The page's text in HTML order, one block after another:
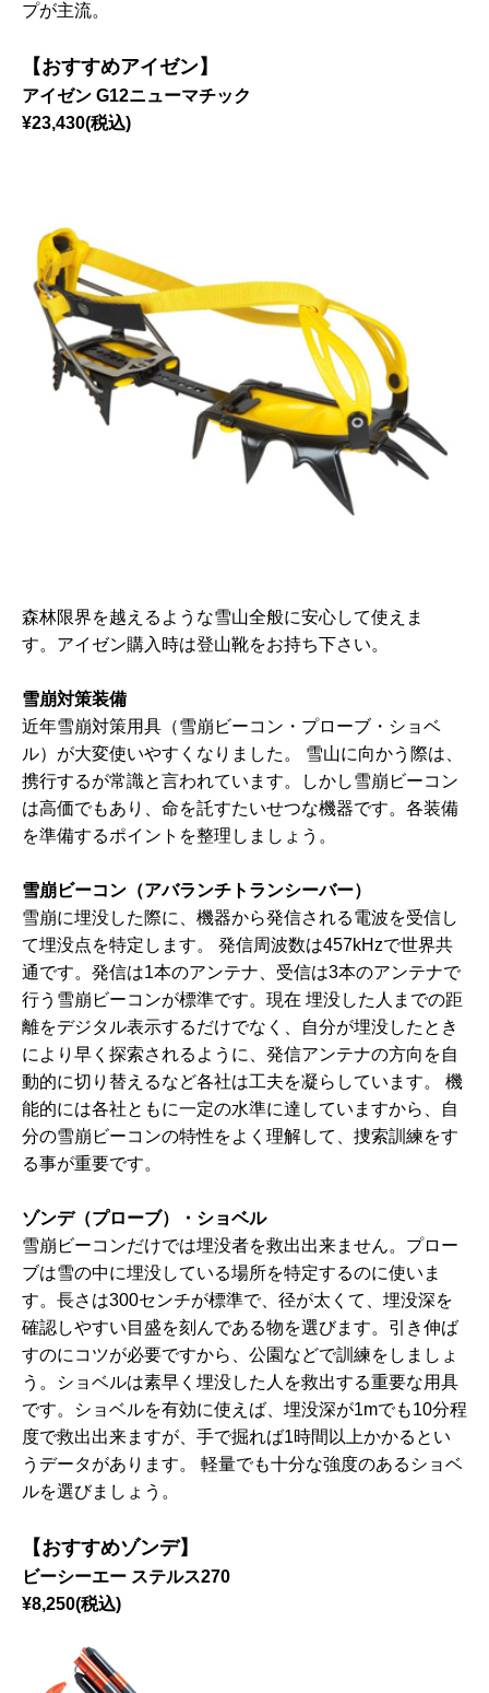
プが主流。
【おすすめアイゼン】
アイゼン G12ニューマチック
¥23,430(税込)
森林限界を越えるような雪山全般に安心して使えま
す。アイゼン購入時は登山靴をお持ち下さい。
雪崩対策装備
近年雪崩対策用具（雪崩ビーコン・プローブ・ショベ
ル）が大変使いやすくなりました。 雪山に向かう際は、
携行するが常識と言われています。しかし雪崩ビーコン
は高価でもあり、命を託すたいせつな機器です。各装備
を準備するポイントを整理しましょう。
雪崩ビーコン（アバランチトランシーバー）
雪崩に埋没した際に、機器から発信される電波を受信し
て埋没点を特定します。 発信周波数は457kHzで世界共
通です。発信は1本のアンテナ、受信は3本のアンテナで
行う雪崩ビーコンが標準です。現在 埋没した人までの距
離をデジタル表示するだけでなく、自分が埋没したとき
により早く探索されるように、発信アンテナの方向を自
動的に切り替えるなど各社は工夫を凝らしています。 機
能的には各社ともに一定の水準に達していますから、自
分の雪崩ビーコンの特性をよく理解して、捜索訓練をす
る事が重要です。
ゾンデ（プローブ）・ショベル
雪崩ビーコンだけでは埋没者を救出出来ません。プロー
ブは雪の中に埋没している場所を特定するのに使いま
す。長さは300センチが標準で、径が太くて、埋没深を
確認しやすい目盛を刻んである物を選びます。引き伸ば
すのにコツが必要ですから、公園などで訓練をしましょ
う。ショベルは素早く埋没した人を救出する重要な用具
です。ショベルを有効に使えば、埋没深が1mでも10分程
度で救出出来ますが、手で掘れば1時間以上かかるとい
うデータがあります。 軽量でも十分な強度のあるショベ
ルを選びましょう。
【おすすめゾンデ】
ビーシーエー ステルス270
¥8,250(税込)